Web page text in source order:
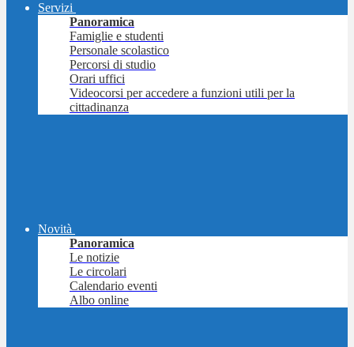
Servizi
Panoramica
Famiglie e studenti
Personale scolastico
Percorsi di studio
Orari uffici
Videocorsi per accedere a funzioni utili per la
cittadinanza
Novità
Panoramica
Le notizie
Le circolari
Calendario eventi
Albo online